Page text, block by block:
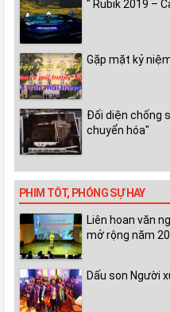
" Rubik 2019 –
Gặp mặt kỷ
Đối diện chống
chuyển hóa"
PHIM TỐT, PHÓNG SỰ HAY
Liên hoan văn
mở rộng năm
Dấu son Người